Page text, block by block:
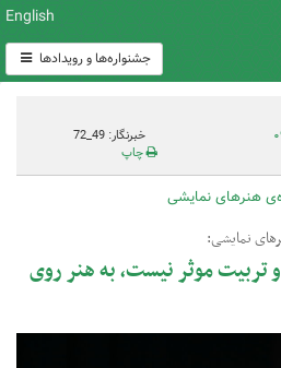
English
جشنواره‌ها و رویدادها
خبرنگار: 49_72
چاپ
هنرهای نمایشی
نمایشی:
و تربیت موثر نیست، به هنر روی